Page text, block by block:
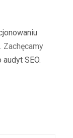
Zachęcamy
SEO